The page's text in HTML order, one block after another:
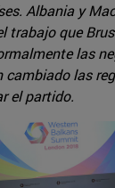
Albania y
trabajo que
las
cambiado las
el partido.